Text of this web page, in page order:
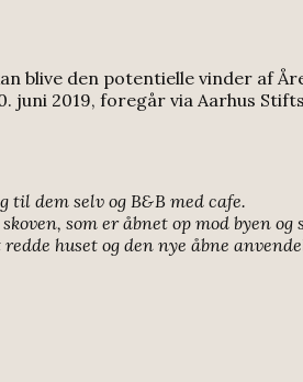
blive den potentielle vinder af
juni 2019, foregår via Aarhus
til dem selv og B&B med cafe.
som er åbnet op mod byen og
huset og den nye åbne